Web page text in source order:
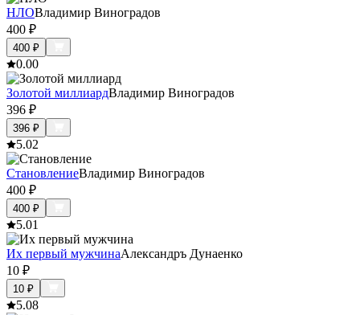
НЛОВладимир Виноградов
400 ₽
400 ₽
0.00
Золотой миллиардВладимир Виноградов
396 ₽
396 ₽
5.02
СтановлениеВладимир Виноградов
400 ₽
400 ₽
5.01
Их первый мужчинаАлександръ Дунаенко
10 ₽
10 ₽
5.08